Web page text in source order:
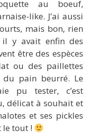
au boeuf,
like. J’ai aussi
mais bon, rien
y avait enfin des
être des espèces
ou des paillettes
du pain beurré. Le
pu tester, c’est
délicat à souhait et
et ses pickles
tout !